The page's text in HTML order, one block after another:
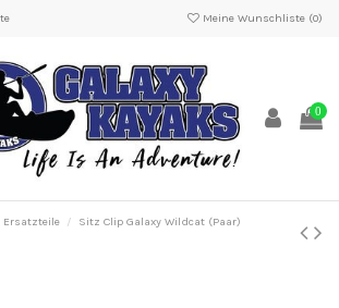
Meine Wunschliste (0)
0
Ersatzteile
Sitz Clip Galaxy Wildcat (Paar)